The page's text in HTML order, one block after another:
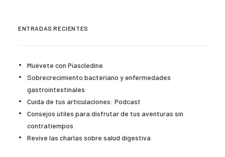
ENTRADAS RECIENTES
Muévete con Piascledine
Sobrecrecimiento bacteriano y enfermedades
gastrointestinales
Cuida de tus articulaciones: Podcast
Consejos útiles para disfrutar de tus aventuras sin
contratiempos
Revive las charlas sobre salud digestiva